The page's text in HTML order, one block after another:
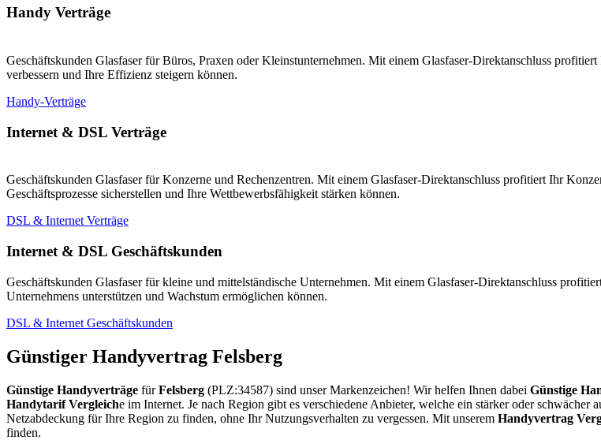
Handy Verträge
Geschäftskunden Glasfaser für Büros, Praxen oder Kleinstunternehmen. Mit einem Glasfaser-Direktanschluss
verbessern und Ihre Effizienz steigern können.
Handy-Verträge
Internet & DSL Verträge
Geschäftskunden Glasfaser für Konzerne und Rechenzentren. Mit einem Glasfaser-Direktanschluss profitiert Ihr
Geschäftsprozesse sicherstellen und Ihre Wettbewerbsfähigkeit stärken können.
DSL & Internet Verträge
Internet & DSL Geschäftskunden
Geschäftskunden Glasfaser für kleine und mittelständische Unternehmen. Mit einem Glasfaser-Direktanschluss
Unternehmens unterstützen und Wachstum ermöglichen können.
DSL & Internet Geschäftskunden
Günstiger Handyvertrag Felsberg
Günstige Handyverträge fürFelsberg (PLZ:34587) sind unser Markenzeichen! Wir helfen Ihnen dabei Günstige
Handytarif Vergleiche im Internet. Je nach Region gibt es verschiedene Anbieter, welche ein stärker oder
Netzabdeckung für Ihre Region zu finden, ohne Ihr Nutzungsverhalten zu vergessen. Mit unserem Handyvertrag
finden.